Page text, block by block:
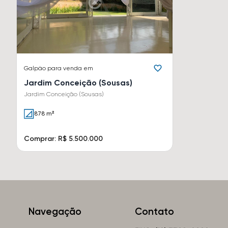
Galpão para venda em
Jardim Conceição (Sousas)
Jardim Conceição (Sousas)
878 m²
Comprar: R$ 5.500.000
Navegação Contato